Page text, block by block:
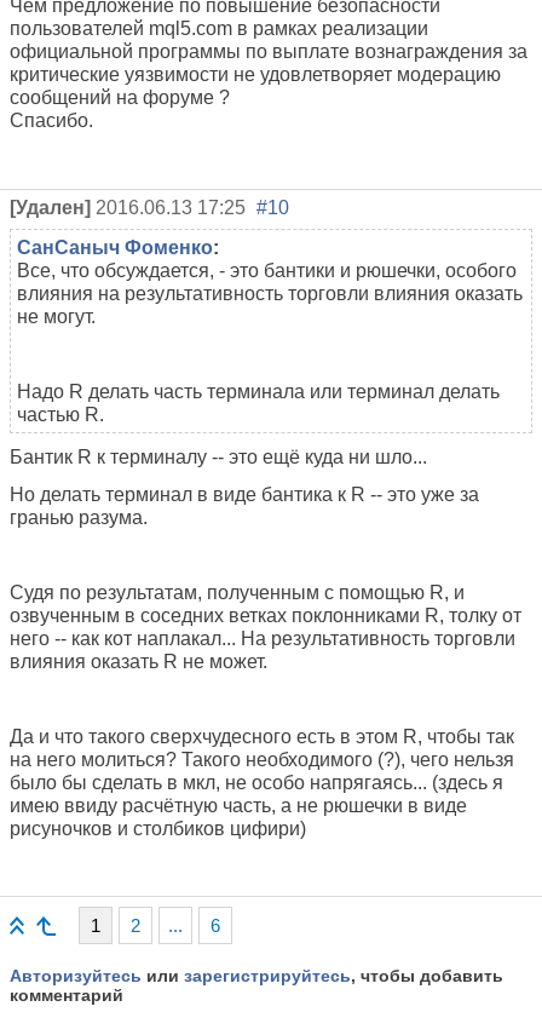
Чем предложение по повышение безопасности
пользователей mql5.com в рамках реализации
официальной программы по выплате вознаграждения за
критические уязвимости не удовлетворяет модерацию
сообщений на форуме ?
Спасибо.
[Удален] 2016.06.13 17:25 #10
СанСаныч Фоменко:
Все, что обсуждается, - это бантики и рюшечки, особого
влияния на результативность торговли влияния оказать
не могут.
Надо R делать часть терминала или терминал делать
частью R.
Бантик R к терминалу -- это ещё куда ни шло...
Но делать терминал в виде бантика к R -- это уже за
гранью разума.
Судя по результатам, полученным с помощью R, и
озвученным в соседних ветках поклонниками R, толку от
него -- как кот наплакал... На результативность торговли
влияния оказать R не может.
Да и что такого сверхчудесного есть в этом R, чтобы так
на него молиться? Такого необходимого (?), чего нельзя
было бы сделать в мкл, не особо напрягаясь... (здесь я
имею ввиду расчётную часть, а не рюшечки в виде
рисуночков и столбиков цифири)
1 2 ... 6
Авторизуйтесь или зарегистрируйтесь, чтобы добавить
комментарий